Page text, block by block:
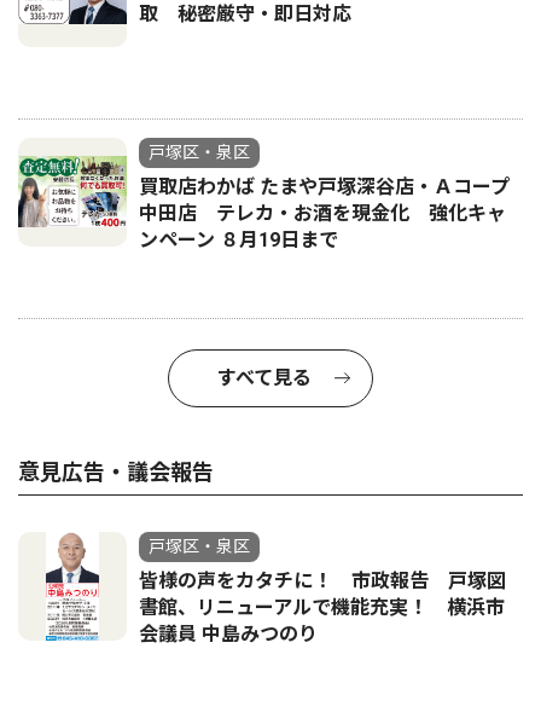
取 秘密厳守・即日対応
戸塚区・泉区
買取店わかば たまや戸塚深谷店・Ａコープ
中田店 テレカ・お酒を現金化 強化キャ
ンペーン ８月19日まで
すべて見る
意見広告・議会報告
戸塚区・泉区
皆様の声をカタチに！ 市政報告 戸塚図
書館、リニューアルで機能充実！ 横浜市
会議員 中島みつのり